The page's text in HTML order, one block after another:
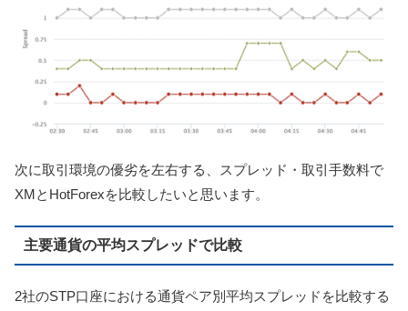
次に取引環境の優劣を左右する、スプレッド・取引手数料で
XMとHotForexを比較したいと思います。
主要通貨の平均スプレッドで比較
2社のSTP口座における通貨ペア別平均スプレッドを比較する